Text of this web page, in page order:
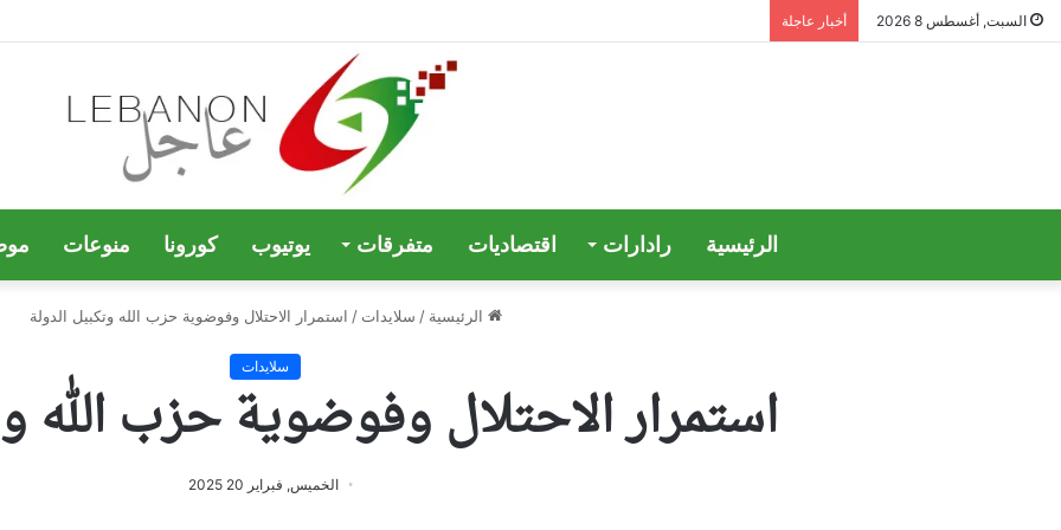
السبت, أغسطس 8 2026 أخبار عاجلة
الرئيسية رادارات اقتصاديات متفرقات يوتيوب كورونا منوعات
الرئيسية / سلايدات / استمرار الاحتلال وفوضوية حزب الله وتكبيل الدولة
سلايدات
استمرار الاحتلال وفوضوية حزب الله
الخميس, فبراير 20 2025